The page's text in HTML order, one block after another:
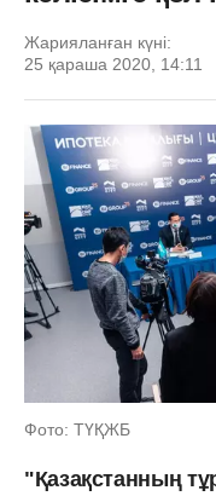
Жарияланған күні:
25 қараша 2020, 14:11
Фото: ТҮҚЖБ
"Қазақстанның